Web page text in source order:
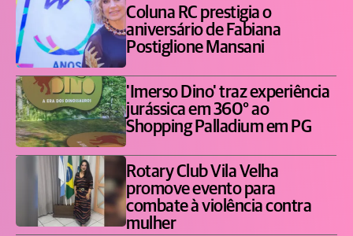
Coluna RC prestigia o
aniversário de Fabiana
Postiglione Mansani
'Imerso Dino' traz experiência
jurássica em 360° ao
Shopping Palladium em PG
Rotary Club Vila Velha
promove evento para
combate à violência contra
mulher